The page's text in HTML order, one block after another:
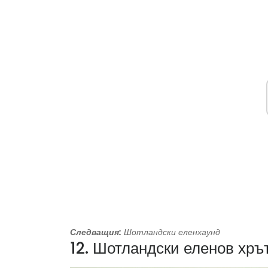
Следващия: Шотландски еленхаунд
12. Шотландски еленов